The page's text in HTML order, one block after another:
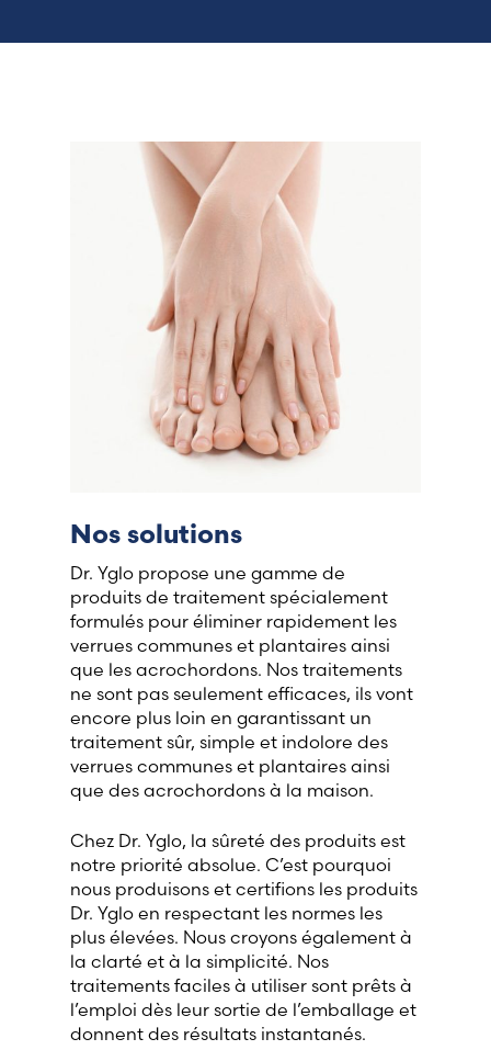
Nos solutions
Dr. Yglo propose une gamme de
produits de traitement spécialement
formulés pour éliminer rapidement les
verrues communes et plantaires ainsi
que les acrochordons. Nos traitements
ne sont pas seulement efficaces, ils vont
encore plus loin en garantissant un
traitement sûr, simple et indolore des
verrues communes et plantaires ainsi
que des acrochordons à la maison.
Chez Dr. Yglo, la sûreté des produits est
notre priorité absolue. C’est pourquoi
nous produisons et certifions les produits
Dr. Yglo en respectant les normes les
plus élevées. Nous croyons également à
la clarté et à la simplicité. Nos
traitements faciles à utiliser sont prêts à
l’emploi dès leur sortie de l’emballage et
donnent des résultats instantanés.
United Kingdom (English)
United States (English)